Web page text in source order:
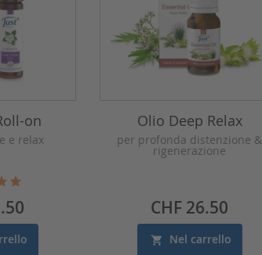
on
e relax
Olio Deep Relax
per profonda distenzione &
rigenerazione
Prezzo
CHF 26.50
Nel carrello